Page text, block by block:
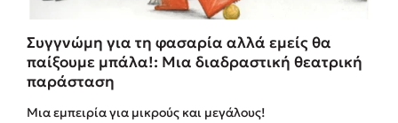
Συγγνώμη για τη φασαρία αλλά εμείς θα
παίξουμε μπάλα!: Μια διαδραστική θεατρική
παράσταση
Μια εμπειρία για μικρούς και μεγάλους!